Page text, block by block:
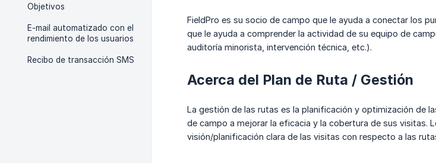
Objetivos
E-mail automatizado con el
rendimiento de los usuarios
Recibo de transacción SMS
FieldPro es su socio de campo que le ayuda a conectar los
que le ayuda a comprender la actividad de su equipo de
auditoría minorista, intervención técnica, etc.).
Acerca del Plan de Ruta / Gestión
La gestión de las rutas es la planificación y optimización de
de campo a mejorar la eficacia y la cobertura de sus visitas.
visión/planificación clara de las visitas con respecto a las